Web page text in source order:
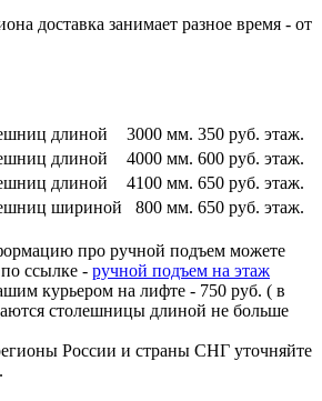
доставка занимает разное время - от
длиной 3000 мм. 350 руб. этаж.
длиной
4000 мм. 600 руб. этаж.
длиной
4100 мм. 650 руб. этаж.
шириной
800 мм. 650 руб. этаж.
про ручной подъем можете
ссылке - ручной подъем на этаж
курьером на лифте - 750 руб. ( в
столешницы длиной не больше
России и страны СНГ уточняйте